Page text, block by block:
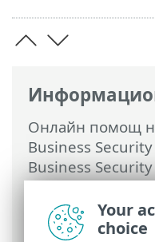
Онлайн помощ
Business Security
Business Security
Планировчик>
Разписание >
задача
Your
choice